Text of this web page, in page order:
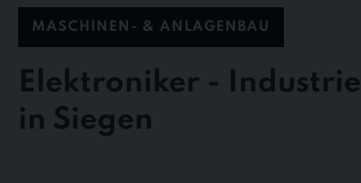
MASCHINEN- & ANLAGENBAU
Elektroniker - Industrie
in Siegen